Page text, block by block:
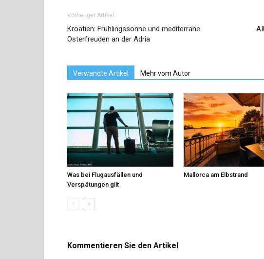
Vorheriger Artikel
Kroatien: Frühlingssonne und mediterrane
Osterfreuden an der Adria
Verwandte Artikel Mehr vom Autor
Was bei Flugausfällen und
Verspätungen gilt
Mallorca am Elbstrand
Kommentieren Sie den Artikel